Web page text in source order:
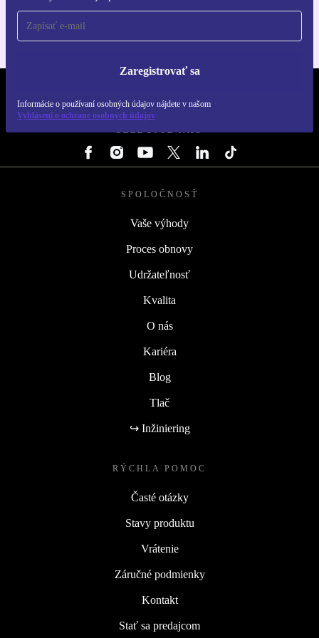
Zaregistrovať sa
Informácie o používaní osobných údajov nájdete v našom
Vyhlásení o ochrane osobných údajov
SLEDUJTE NÁS
SPOLOČNOSŤ
Vaše výhody
Proces obnovy
Udržateľnosť
Kvalita
O nás
Kariéra
Blog
Tlač
↪ Inžiniering
RÝCHLA POMOC
Časté otázky
Stavy produktu
Vrátenie
Záručné podmienky
Kontakt
Stať sa predajcom